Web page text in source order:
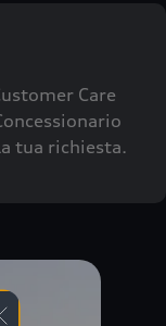
Care
tua richiesta.